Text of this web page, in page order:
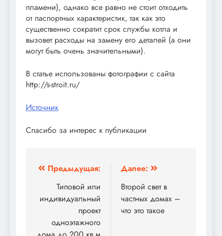
пламени), однако все равно не стоит отходить
от паспортных характеристик, так как это
существенно сократит срок службы котла и
вызовет расходы на замену его деталей (а они
могут быть очень значительными).
В статье использованы фотографии с сайта
http://s-stroit.ru/
Источник
Спасибо за интерес к публикации
Навигация
записям
Предыдущая:
Типовой или
индивидуальный
проект
одноэтажного
Далее:
Второй свет в
частных домах –
что это такое